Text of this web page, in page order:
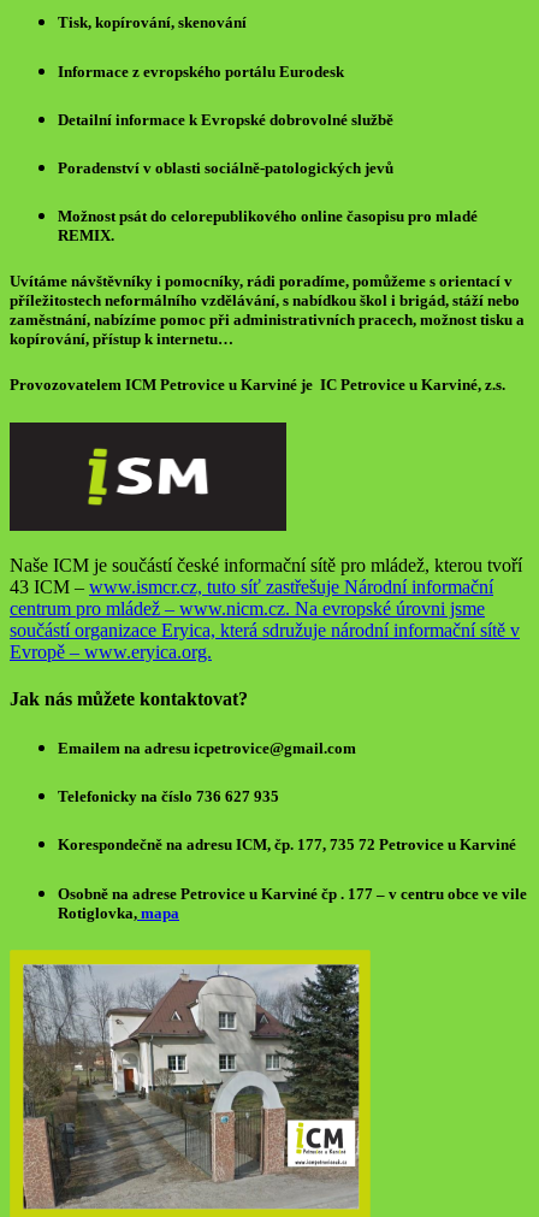
Tisk, kopírování, skenování
Informace z evropského portálu Eurodesk
Detailní informace k Evropské dobrovolné službě
Poradenství v oblasti sociálně-patologických jevů
Možnost psát do celorepublikového online časopisu pro mladé
REMIX.
Uvítáme návštěvníky i pomocníky, rádi poradíme, pomůžeme s orientací v
příležitostech neformálního vzdělávání, s nabídkou škol i brigád, stáží nebo
zaměstnání, nabízíme pomoc při administrativních pracech, možnost tisku a
kopírování, přístup k internetu…
Provozovatelem ICM Petrovice u Karviné je IC Petrovice u Karviné, z.s.
Naše ICM je součástí české informační sítě pro mládež, kterou tvoří
43 ICM – www.ismcr.cz, tuto síť zastřešuje Národní informační
centrum pro mládež – www.nicm.cz. Na evropské úrovni jsme
součástí organizace Eryica, která sdružuje národní informační sítě v
Evropě – www.eryica.org.
Jak nás můžete kontaktovat?
Emailem na adresu icpetrovice@gmail.com
Telefonicky na číslo 736 627 935
Korespondečně na adresu ICM, čp. 177, 735 72 Petrovice u Karviné
Osobně na adrese Petrovice u Karviné čp . 177 – v centru obce ve vile
Rotiglovka, mapa